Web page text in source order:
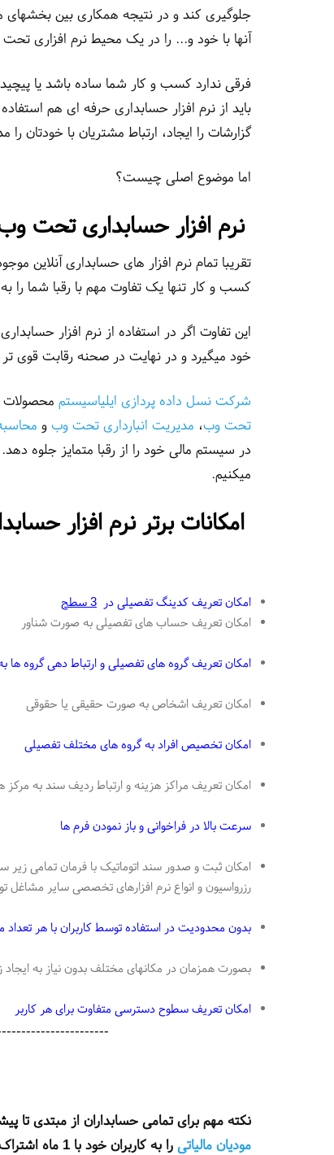
جلوگیری کند و در نتیجه همکاری بین بخشهای
آنها با خود و... را در یک محیط نرم افزاری تحت
فرقی ندارد کسب و کار شما ساده باشد یا
باید از نرم افزار حسابداری حرفه ای هم
گزارشات را ایجاد، ارتباط مشتریان با
اما موضوع اصلی چیست؟
نرم افزار حسابداری تحت
تقریبا تمام نرم افزار های حسابداری آنلاین
کسب و کار تنها یک تفاوت مهم با رقبا شما را به
این تفاوت اگر در استفاده از نرم افزار
خود میگیرد و در نهایت در صحنه رقابت قوی
شرکت نسل داده پردازی ایلیاسیستم محصولات
تحت وب، مدیریت انبارداری تحت وب و
در سیستم مالی خود را از رقبا متمایز جلوه
میکنیم.
امکانات برتر نرم افزار
امکان تعریف کدینگ تفصیلی در 3 سطح
امکان تعریف حساب های تفصیلی به صورت شناور
امکان تعریف گروه های تفصیلی و ارتباط دهی گروه
امکان تعریف اشخاص به صورت حقیقی یا حقوقی
امکان تخصیص افراد به گروه های مختلف تفصیلی
امکان تعریف مراکز هزینه و ارتباط ردیف سند به مرکز
سرعت بالا در فراخوانی و باز نمودن فرم ها
امکان ثبت و صدور سند اتوماتیک با فرمان تمامی
رزرواسیون و انواع نرم افزارهای تخصصی سایر مشاغل
بدون محدودیت در استفاده توسط کاربران با هر تعداد
بصورت همزمان در مکانهای مختلف بدون نیاز به
امکان تعریف سطوح دسترسی متفاوت برای هر کاربر
نکته مهم برای تمامی حسابداران از مبتدی تا
مودیان مالیاتی
را به